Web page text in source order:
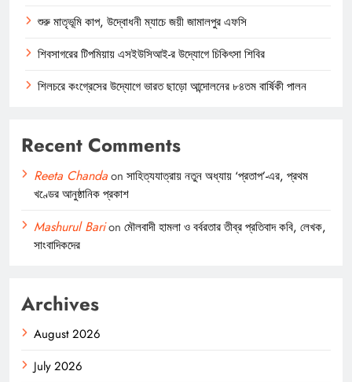
শুরু মাতৃভূমি কাপ, উদ্বোধনী ম্যাচে জয়ী জামালপুর এফসি
শিবসাগরের টিপমিয়ায় এসইউসিআই-র উদ্যোগে চিকিৎসা শিবির
শিলচরে কংগ্রেসের উদ্যোগে ভারত ছাড়ো আন্দোলনের ৮৪তম বার্ষিকী পালন
Recent Comments
Reeta Chandaon সাহিত্যযাত্রায় নতুন অধ্যায় ‘প্রতাপ’-এর, প্রথম
খণ্ডের আনুষ্ঠানিক প্রকাশ
Mashurul Barion মৌলবাদী হামলা ও বর্বরতার তীব্র প্রতিবাদ কবি, লেখক,
সাংবাদিকদের
Archives
August 2026
July 2026